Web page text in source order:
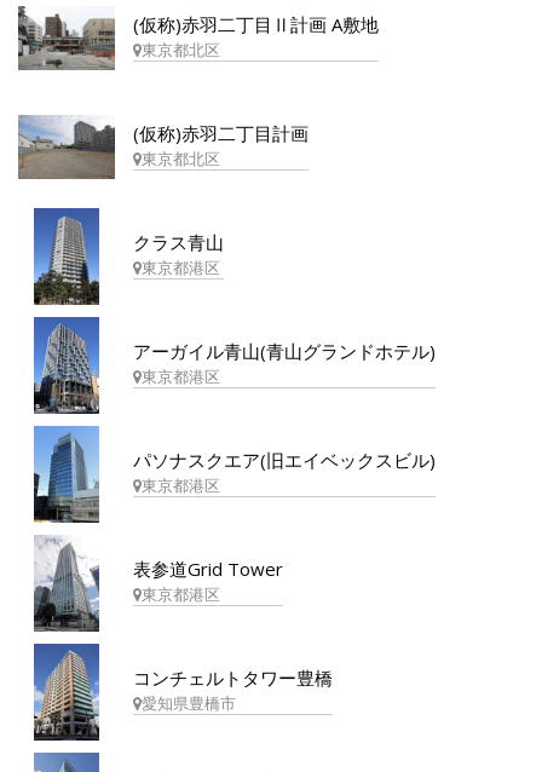
(仮称)赤羽二丁目Ⅱ計画 A敷地
東京都北区
(仮称)赤羽二丁目計画
東京都北区
クラス青山
東京都港区
アーガイル青山(青山グランドホテル)
東京都港区
パソナスクエア(旧エイベックスビル)
東京都港区
表参道Grid Tower
東京都港区
コンチェルトタワー豊橋
愛知県豊橋市